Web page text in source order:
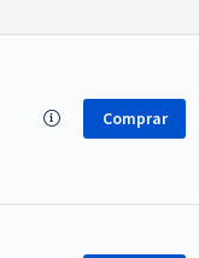
Comprar